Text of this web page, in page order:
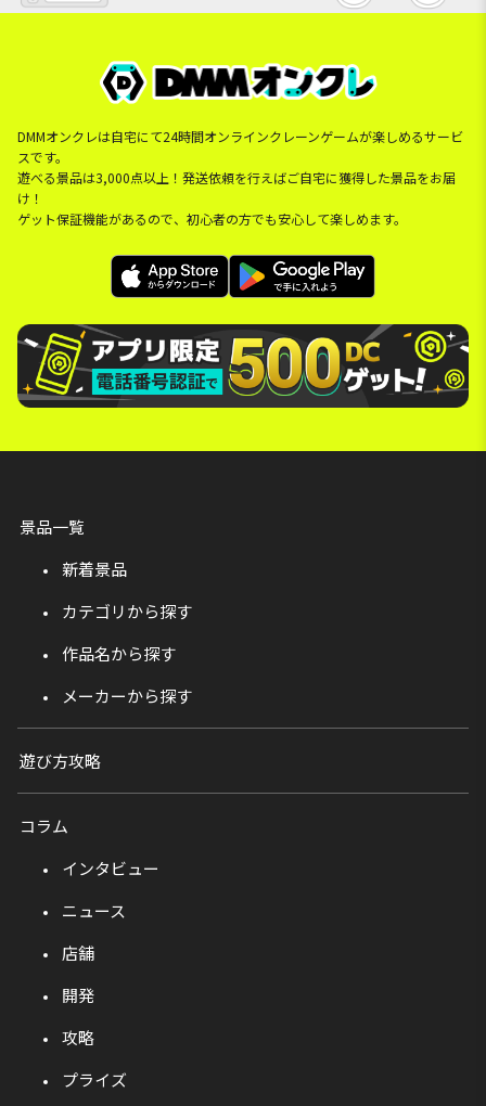
DMMオンクレは自宅にて24時間オンラインクレーンゲームが楽しめるサービ
スです。
遊べる景品は3,000点以上！発送依頼を行えばご自宅に獲得した景品をお届
け！
ゲット保証機能があるので、初心者の方でも安心して楽しめます。
景品一覧
新着景品
カテゴリから探す
作品名から探す
メーカーから探す
遊び方攻略
コラム
インタビュー
ニュース
店舗
開発
攻略
プライズ